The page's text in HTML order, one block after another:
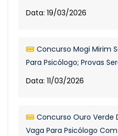
Data: 19/03/2026
Concurso Mogi Mirim
Para Psicólogo; Provas
Data: 11/03/2026
Concurso Ouro Verde
Vaga Para Psicólogo